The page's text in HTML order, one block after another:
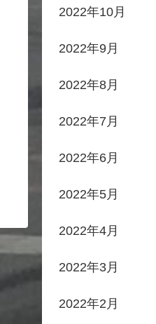
2022年10月
2022年9月
2022年8月
2022年7月
2022年6月
2022年5月
2022年4月
2022年3月
2022年2月